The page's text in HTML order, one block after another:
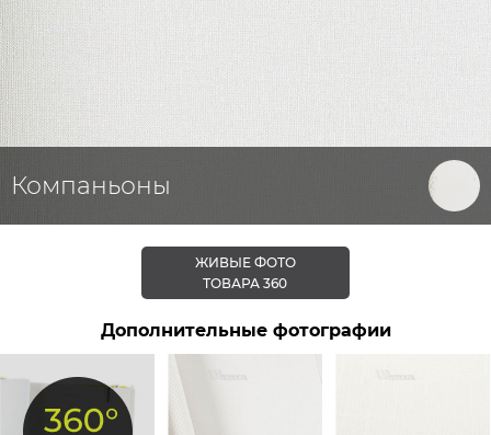
Компаньоны
ЖИВЫЕ ФОТО
ТОВАРА 360
Дополнительные фотографии